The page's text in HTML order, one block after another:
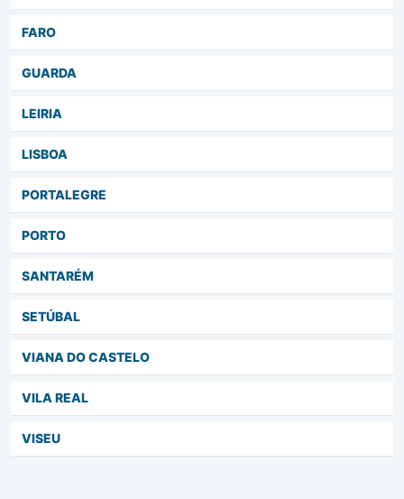
FARO
GUARDA
LEIRIA
LISBOA
PORTALEGRE
PORTO
SANTARÉM
SETÚBAL
VIANA DO CASTELO
VILA REAL
VISEU